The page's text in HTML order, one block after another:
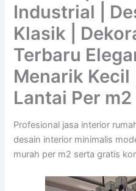
Industrial |
Klasik |
Terbaru
Menarik Kecil
Lantai Per m2
Profesional jasa interior
desain interior minimalis
murah per m2 serta gratis